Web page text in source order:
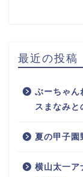
最近の投稿
ぶーちゃん
スまなみと
夏の甲子園
横山太一ア